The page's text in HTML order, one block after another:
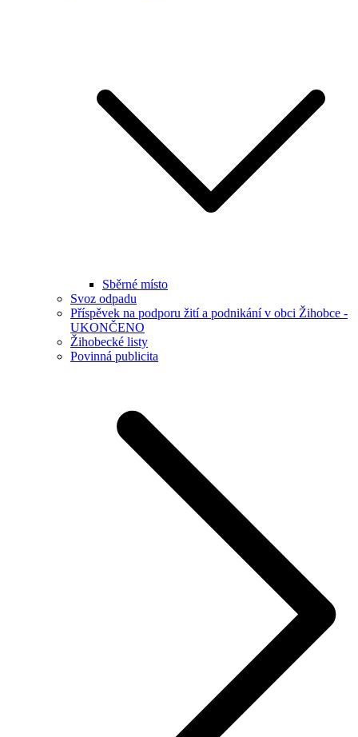
Sběrné místo
Svoz odpadu
Příspěvek na podporu žití a podnikání v obci Žihobce -
UKONČENO
Žihobecké listy
Povinná publicita